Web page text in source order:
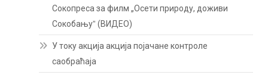
Сокопреса за филм „Осети природу, доживи
Сокобањуˮ (ВИДЕО)
У току акција акција појачане контроле
саобраћаја